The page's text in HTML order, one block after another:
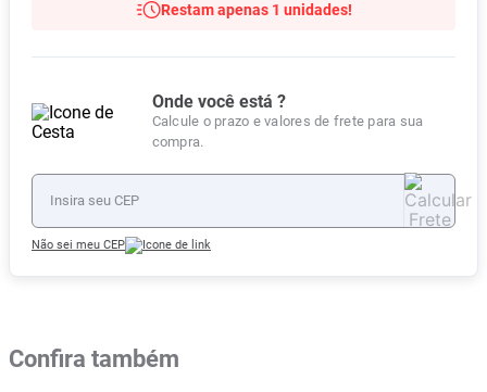
Restam apenas 1 unidades!
Onde você está ?
Calcule o prazo e valores de frete para sua
compra.
Não sei meu CEP
Confira também